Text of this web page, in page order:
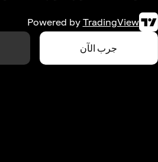
Powered by TradingView
جرب الآن